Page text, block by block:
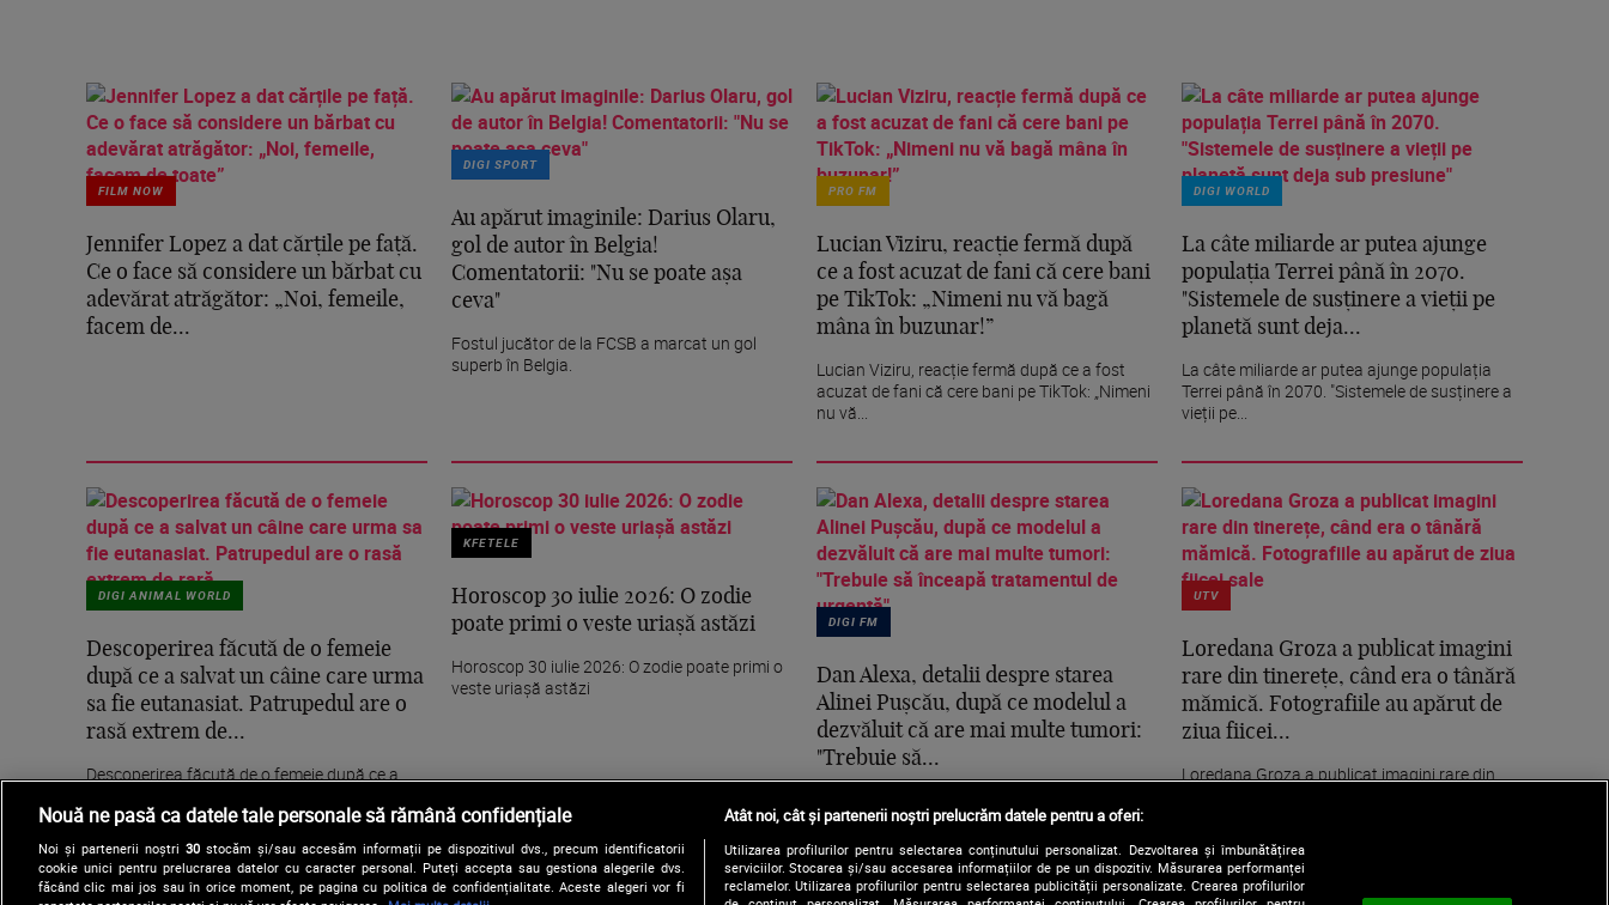
FILM NOW
Jennifer Lopez a dat cărțile pe față.
Ce o face să considere un bărbat cu
adevărat atrăgător: „Noi, femeile,
facem de...
DIGI SPORT
Au apărut imaginile: Darius Olaru,
gol de autor în Belgia!
Comentatorii: "Nu se poate așa
ceva"
Fostul jucător de la FCSB a marcat un gol
superb în Belgia.
PRO FM
Lucian Viziru, reacție fermă după
ce a fost acuzat de fani că cere bani
pe TikTok: „Nimeni nu vă bagă
mâna în buzunar!”
Lucian Viziru, reacție fermă după ce a fost
acuzat de fani că cere bani pe TikTok: „Nimeni
nu vă...
DIGI WORLD
La câte miliarde ar putea ajunge
populația Terrei până în 2070.
"Sistemele de susținere a vieții pe
planetă sunt deja...
La câte miliarde ar putea ajunge populația
Terrei până în 2070. "Sistemele de susținere a
vieții pe...
DIGI ANIMAL WORLD
Descoperirea făcută de o femeie
după ce a salvat un câine care urma
sa fie eutanasiat. Patrupedul are o
rasă extrem de...
Descoperirea făcută de o femeie după ce a
Patrupedul...
KFETELE
Horoscop 30 iulie 2026: O zodie
poate primi o veste uriașă astăzi
Horoscop 30 iulie 2026: O zodie poate primi o
veste uriașă astăzi
DIGI FM
Dan Alexa, detalii despre starea
Alinei Pușcău, după ce modelul a
dezvăluit că are mai multe tumori:
"Trebuie să...
după ce modelul a dezvăluit că are mai multe...
UTV
Loredana Groza a publicat imagini
rare din tinerețe, când era o tânără
mămică. Fotografiile au apărut de
ziua fiicei...
Loredana Groza a publicat imagini rare din
Nouă ne pasă ca datele tale personale să rămână confidențiale
Noi și partenerii noștri 30stocăm și/sau accesăm informații pe dispozitivul dvs., precum identificatorii
cookie unici pentru prelucrarea datelor cu caracter personal. Puteți accepta sau gestiona alegerile dvs.
făcând clic mai jos sau în orice moment, pe pagina cu politica de confidențialitate. Aceste alegeri vor fi
Atât noi, cât și partenerii noștri prelucrăm datele pentru a oferi:
Utilizarea profilurilor pentru selectarea conținutului personalizat. Dezvoltarea și îmbunătățirea
serviciilor. Stocarea și/sau accesarea informațiilor de pe un dispozitiv. Măsurarea performanței
reclamelor. Utilizarea profilurilor pentru selectarea publicității personalizate. Crearea profilurilor